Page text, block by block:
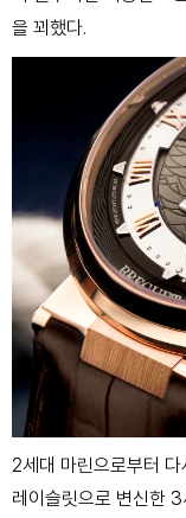
을 꾀했다.
2세대 마린으로부터
레이슬릿으로 변신한